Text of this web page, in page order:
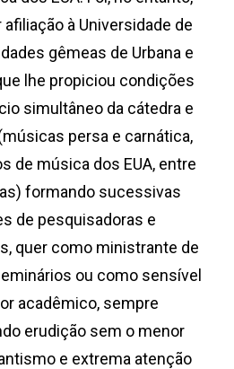
à Universidade de
gêmeas de Urbana e
lhe propiciou condições
simultâneo da cátedra e
persa e carnática,
de música dos EUA, entre
formando sucessivas
de pesquisadoras e
quer como ministrante de
ou como sensível
acadêmico, sempre
erudição sem o menor
e extrema atenção